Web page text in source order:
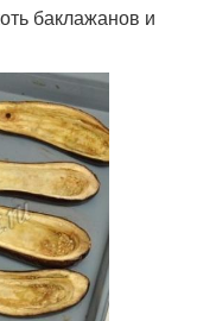
баклажанов и